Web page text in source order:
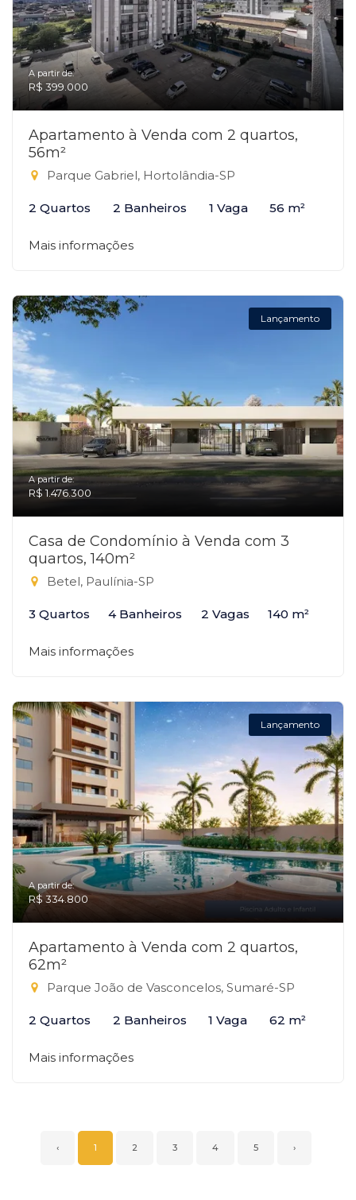
A partir de:
R$ 399.000
Apartamento à Venda com 2 quartos,
56m²
Parque Gabriel, Hortolândia-SP
2 Quartos 2 Banheiros 1 Vaga 56 m²
Mais informações
Lançamento
A partir de:
R$ 1.476.300
Casa de Condomínio à Venda com 3
quartos, 140m²
Betel, Paulínia-SP
3 Quartos 4 Banheiros 2 Vagas 140 m²
Mais informações
Lançamento
A partir de:
R$ 334.800
Apartamento à Venda com 2 quartos,
62m²
Parque João de Vasconcelos, Sumaré-SP
2 Quartos 2 Banheiros 1 Vaga 62 m²
Mais informações
‹ 1 2 3 4 5 ›